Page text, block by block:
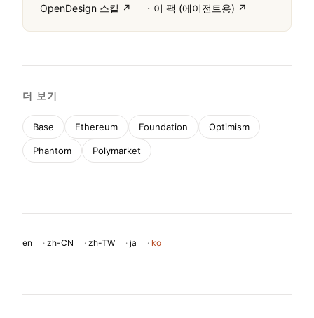
OpenDesign 스킬 ↗ · 이 팩 (에이전트용) ↗
더 보기
Base Ethereum Foundation Optimism
Phantom Polymarket
en · zh-CN · zh-TW · ja · ko